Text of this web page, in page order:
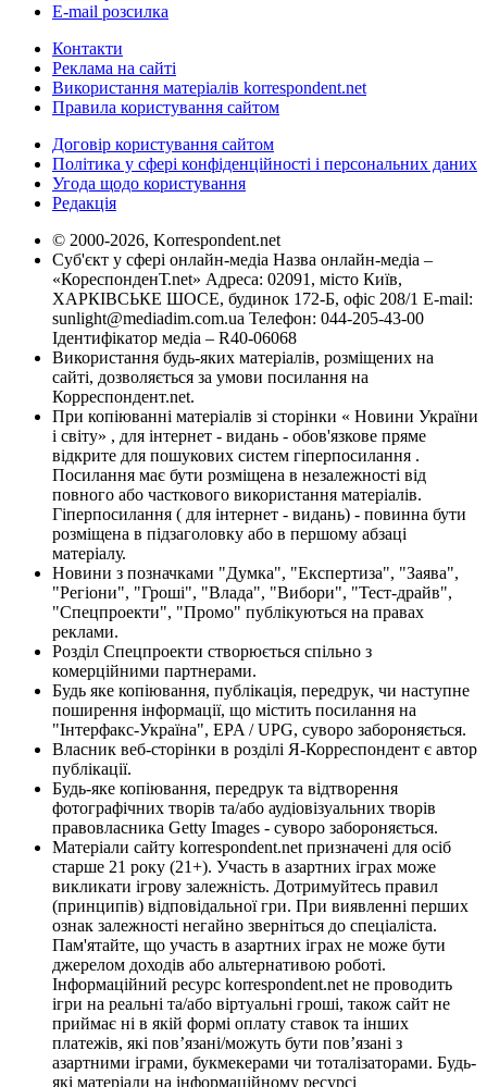
E-mail розсилка
Контакти
Реклама на сайті
Використання матеріалів korrespondent.net
Правила користування сайтом
Договір користування сайтом
Політика у сфері конфіденційності і персональних даних
Угода щодо користування
Редакція
© 2000-2026, Korrespondent.net
Суб'єкт у сфері онлайн-медіа Назва онлайн-медіа –
«КореспонденТ.net» Адреса: 02091, місто Київ,
ХАРКІВСЬКЕ ШОСЕ, будинок 172-Б, офіс 208/1 E-mail:
sunlight@mediadim.com.ua Телефон: 044-205-43-00
Ідентифікатор медіа – R40-06068
Використання будь-яких матеріалів, розміщених на
сайті, дозволяється за умови посилання на
Корреспондент.net.
При копіюванні матеріалів зі сторінки « Новини України
і світу» , для інтернет - видань - обов'язкове пряме
відкрите для пошукових систем гіперпосилання .
Посилання має бути розміщена в незалежності від
повного або часткового використання матеріалів.
Гіперпосилання ( для інтернет - видань) - повинна бути
розміщена в підзаголовку або в першому абзаці
матеріалу.
Новини з позначками "Думка", "Експертиза", "Заява",
"Регіони", "Гроші", "Влада", "Вибори", "Тест-драйв",
"Спецпроекти", "Промо" публікуються на правах
реклами.
Розділ Спецпроекти створюється спільно з
комерційними партнерами.
Будь яке копіювання, публікація, передрук, чи наступне
поширення інформації, що містить посилання на
"Інтерфакс-Україна", EPA / UPG, суворо забороняється.
Власник веб-сторінки в розділі Я-Корреспондент є автор
публікації.
Будь-яке копіювання, передрук та відтворення
фотографічних творів та/або аудіовізуальних творів
правовласника Getty Images - суворо забороняється.
Матеріали сайту korrespondent.net призначені для осіб
старше 21 року (21+). Участь в азартних іграх може
викликати ігрову залежність. Дотримуйтесь правил
(принципів) відповідальної гри. При виявленні перших
ознак залежності негайно зверніться до спеціаліста.
Пам'ятайте, що участь в азартних іграх не може бути
джерелом доходів або альтернативою роботі.
Інформаційний ресурс korrespondent.net не проводить
ігри на реальні та/або віртуальні гроші, також сайт не
приймає ні в якій формі оплату ставок та інших
платежів, які пов’язані/можуть бути пов’язані з
азартними іграми, букмекерами чи тоталізаторами. Будь-
які матеріали на інформаційному ресурсі